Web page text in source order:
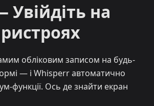
Увійдіть на
обліковим записом на будь-
— і Whisperr автоматично
функції. Ось де знайти екран